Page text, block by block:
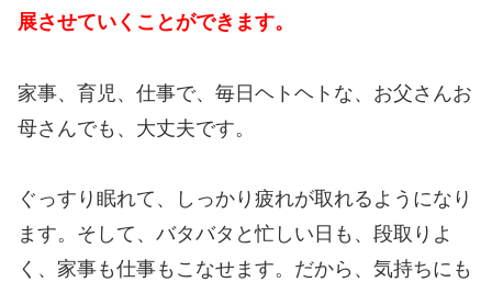
展させていくことができます。
家事、育児、仕事で、毎日ヘトヘトな、お父さんお
母さんでも、大丈夫です。
ぐっすり眠れて、しっかり疲れが取れるようになり
ます。そして、バタバタと忙しい日も、段取りよ
く、家事も仕事もこなせます。だから、気持ちにも